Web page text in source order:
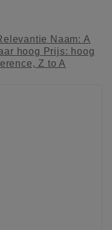
Naam: A
hoog Prijs: hoog
Z to A